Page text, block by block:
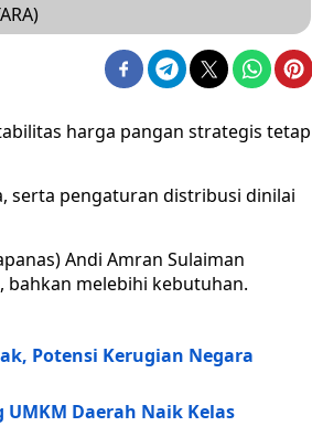
harga pangan strategis tetap
serta pengaturan distribusi dinilai
Andi Amran Sulaiman
bahkan melebihi kebutuhan.
Potensi Kerugian Negara
Daerah Naik Kelas